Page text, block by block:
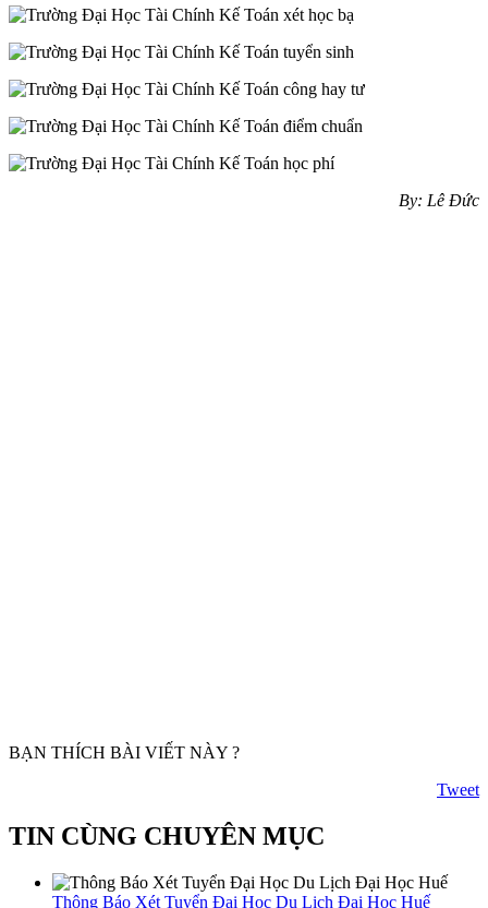
By: Lê Đức
BẠN THÍCH BÀI VIẾT NÀY ?
Tweet
TIN CÙNG CHUYÊN MỤC
Thông Báo Xét Tuyển Đại Học Du Lịch Đại Học Huế